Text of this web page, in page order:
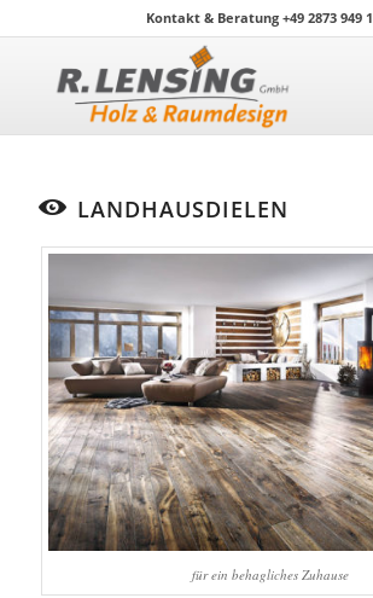
Kontakt & Beratung +49 2873 949
LANDHAUSDIELEN
für ein behagliches Zuhause